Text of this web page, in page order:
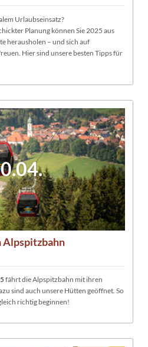
Urlaubseinsatz?
Planung können Sie 2025 aus
herausholen – und sich auf
Hier sind unsere besten Tipps für
Alpspitzbahn
fährt die Alpspitzbahn mit ihren
sind auch unsere Hütten geöffnet. So
richtig beginnen!